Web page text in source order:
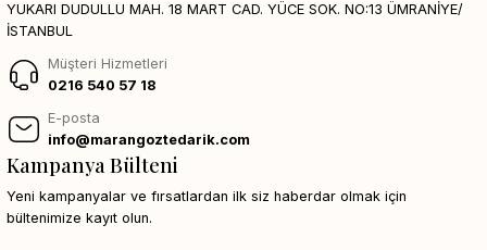
YUKARI DUDULLU MAH. 18 MART CAD. YÜCE SOK. NO:13 ÜMRANİYE/
İSTANBUL
Müşteri Hizmetleri
0216 540 57 18
E-posta
info@marangoztedarik.com
Kampanya Bülteni
Yeni kampanyalar ve fırsatlardan ilk siz haberdar olmak için
bültenimize kayıt olun.